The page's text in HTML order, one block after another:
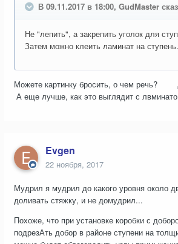
В 09.11.2017 в 18:00, GudMaster
Не "лепить", а закрепить уголок для
Затем можно клеить ламинат на ступень.
Можете картинку бросить, о чем
А еще лучше, как это выглядит с
Evgen
22 ноября, 2017
Мудрил я мудрил до какого уровня около
доливать стяжку, и не домудрил...
Похоже, что при установке коробки с
подрезАть добор в районе ступени на